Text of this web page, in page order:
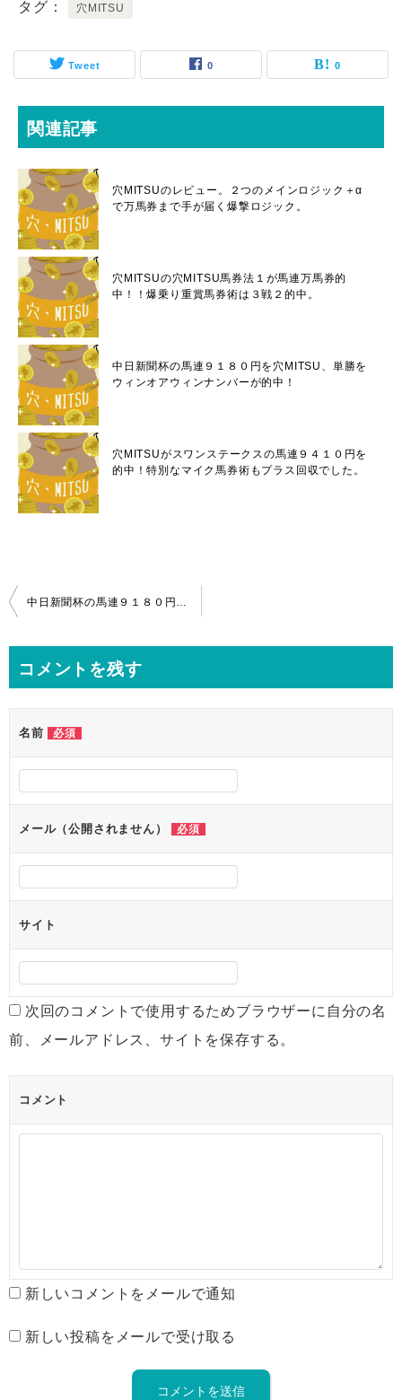
タグ 穴MITSU
Tweet 0 0
関連記事
穴MITSUのレビュー。２つのメインロジック＋α
で万馬券まで手が届く爆撃ロジック。
穴MITSUの穴MITSU馬券法１が馬連万馬券的
中！！爆乗り重賞馬券術は３戦２的中。
中日新聞杯の馬連９１８０円を穴MITSU、単勝を
ウィンオアウィンナンバーが的中！
穴MITSUがスワンステークスの馬連９４１０円を
的中！特別なマイク馬券術もプラス回収でした。
投
ビ
ー
シ
ン
コメントを残す
名前 必須
メール（公開されません） 必須
サイト
次回のコメントで使用するためブラウザーに自分の名
前、メールアドレス、サイトを保存する。
コメント
新しいコメントをメールで通知
新しい投稿をメールで受け取る